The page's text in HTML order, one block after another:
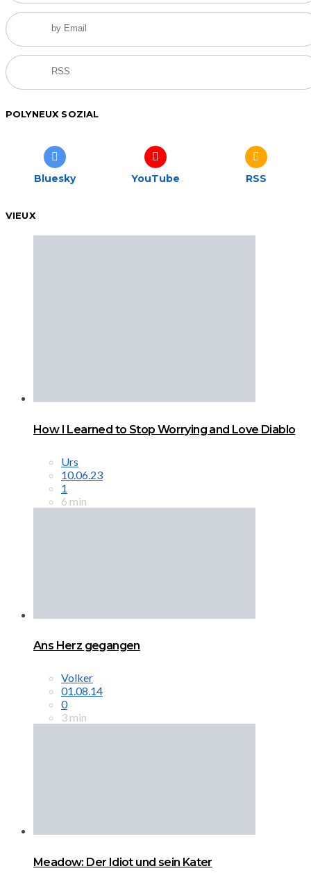
by Email
RSS
POLYNEUX SOZIAL
Bluesky YouTube RSS
VIEUX
How I Learned to Stop Worrying and Love Diablo
Urs
10.06.23
1
6 min
Ans Herz gegangen
Volker
01.08.14
0
3 min
Meadow: Der Idiot und sein Kater